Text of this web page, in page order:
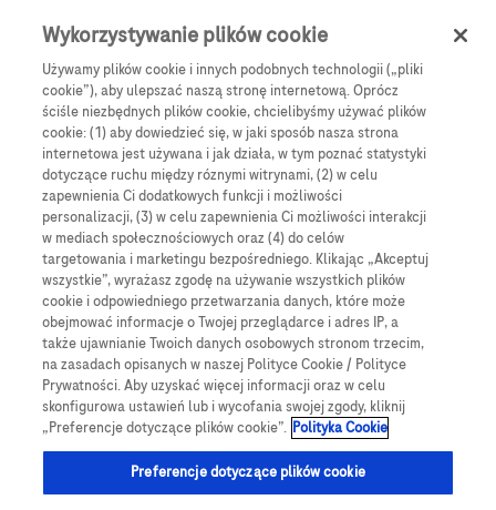
Skip to main content Menu
Products Articles
We are sorry, but no results were found for:
Globalne Strony Internetowe
Global Roche
Platforma Accu-Chek Care
Global Roche Diabetologia
Wszystkie lokalizacje
Wykorzystywanie plików cookie
Używamy plików cookie i innych podobnych technologii („pliki
cookie”), aby ulepszać naszą stronę internetową. Oprócz
ściśle niezbędnych plików cookie, chcielibyśmy używać plików
cookie: (1) aby dowiedzieć się, w jaki sposób nasza strona
internetowa jest używana i jak działa, w tym poznać statystyki
dotyczące ruchu między róznymi witrynami, (2) w celu
zapewnienia Ci dodatkowych funkcji i możliwości
personalizacji, (3) w celu zapewnienia Ci możliwości interakcji
w mediach społecznościowych oraz (4) do celów
targetowania i marketingu bezpośredniego. Klikając „Akceptuj
wszystkie”, wyrażasz zgodę na używanie wszystkich plików
cookie i odpowiedniego przetwarzania danych, które może
obejmować informacje o Twojej przeglądarce i adres IP, a
także ujawnianie Twoich danych osobowych stronom trzecim,
na zasadach opisanych w naszej Polityce Cookie / Polityce
Prywatności. Aby uzyskać więcej informacji oraz w celu
skonfigurowa ustawień lub i wycofania swojej zgody, kliknij
„Preferencje dotyczące plików cookie”. Polityka Cookie
Preferencje dotyczące plików cookie